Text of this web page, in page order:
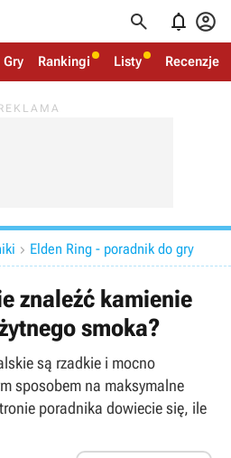
  
Gry Rankingi Listy Recenzje
 Elden Ring - poradnik do gry
znaleźć kamienie
smoka?
są rzadkie i mocno
sposobem na maksymalne
poradnika dowiecie się, ile